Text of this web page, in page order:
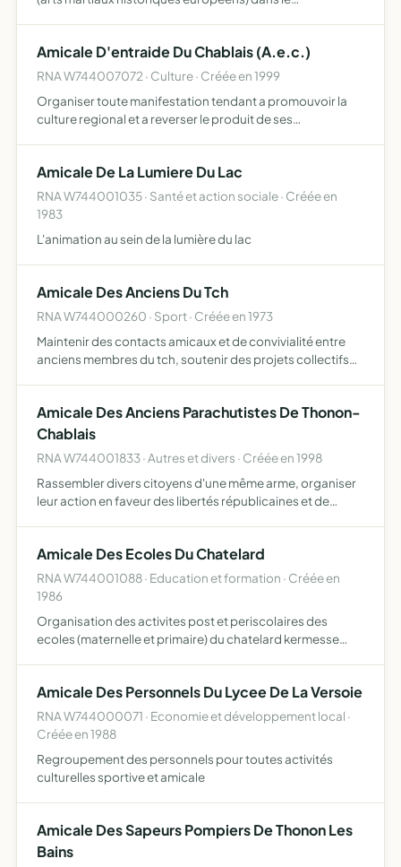
Amicale D'entraide Du Chablais (A.e.c.)
RNA W744007072 · Culture · Créée en 1999
Organiser toute manifestation tendant a promouvoir la
culture regional et a reverser le produit de ses
Amicale De La Lumiere Du Lac
RNA W744001035 · Santé et action sociale · Créée en
1983
L'animation au sein de la lumière du lac
Amicale Des Anciens Du Tch
RNA W744000260 · Sport · Créée en 1973
Maintenir des contacts amicaux et de convivialité entre
anciens membres du tch, soutenir des projets collectifs
Amicale Des Anciens Parachutistes De Thonon-
Chablais
RNA W744001833 · Autres et divers · Créée en 1998
Rassembler divers citoyens d'une même arme, organiser
leur action en faveur des libertés républicaines et de
d…
Amicale Des Ecoles Du Chatelard
RNA W744001088 · Education et formation · Créée en
1986
Organisation des activites post et periscolaires des
ecoles (maternelle et primaire) du chatelard kermesse
Amicale Des Personnels Du Lycee De La Versoie
RNA W744000071 · Economie et développement local ·
Créée en 1988
Regroupement des personnels pour toutes activités
culturelles sportive et amicale
Amicale Des Sapeurs Pompiers De Thonon Les
Bains